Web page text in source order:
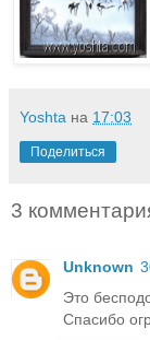
Yoshta на 17:03
Поделиться
3
Unknown
Это
Спасибо